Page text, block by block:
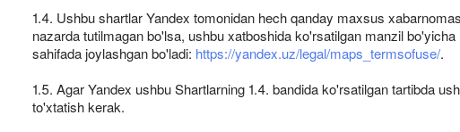
1.4. Ushbu shartlar Yandex tomonidan hech qanday maxsus
nazarda tutilmagan bo'lsa, ushbu xatboshida ko'rsatilgan manzil
sahifada joylashgan bo'ladi: https://yandex.uz/legal/maps_termsofuse/.
1.5. Agar Yandex ushbu Shartlarning 1.4. bandida ko'rsatilgan tartibda
to'xtatish kerak.